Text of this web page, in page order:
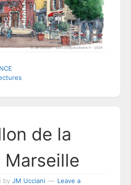
de la
Marseille
byJM Ucciani
Leave a